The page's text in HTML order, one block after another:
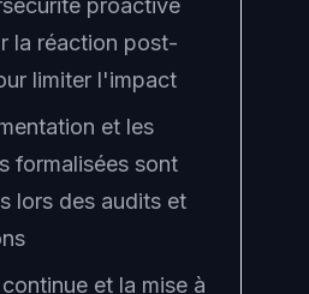
proactive
la réaction post-
limiter l'impact
et les
formalisées sont
lors des audits et
et la mise à